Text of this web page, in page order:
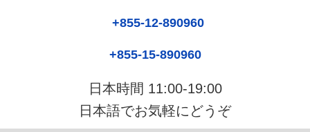
+855-12-890960
+855-15-890960
日本時間 11:00-19:00
日本語でお気軽にどうぞ